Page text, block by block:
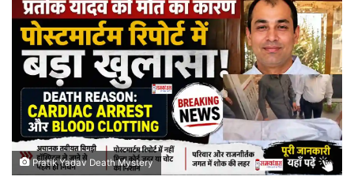
Pratik Yadav Death Mystery